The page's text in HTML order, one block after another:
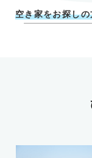
空き家をお探しの